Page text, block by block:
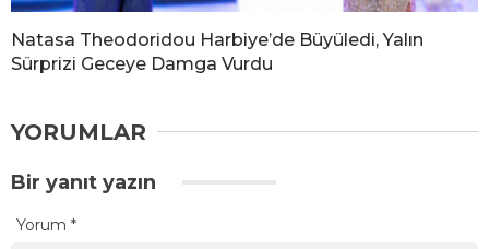
Natasa Theodoridou Harbiye’de Büyüledi, Yalın
Sürprizi Geceye Damga Vurdu
YORUMLAR
Bir yanıt yazın
Yorum *